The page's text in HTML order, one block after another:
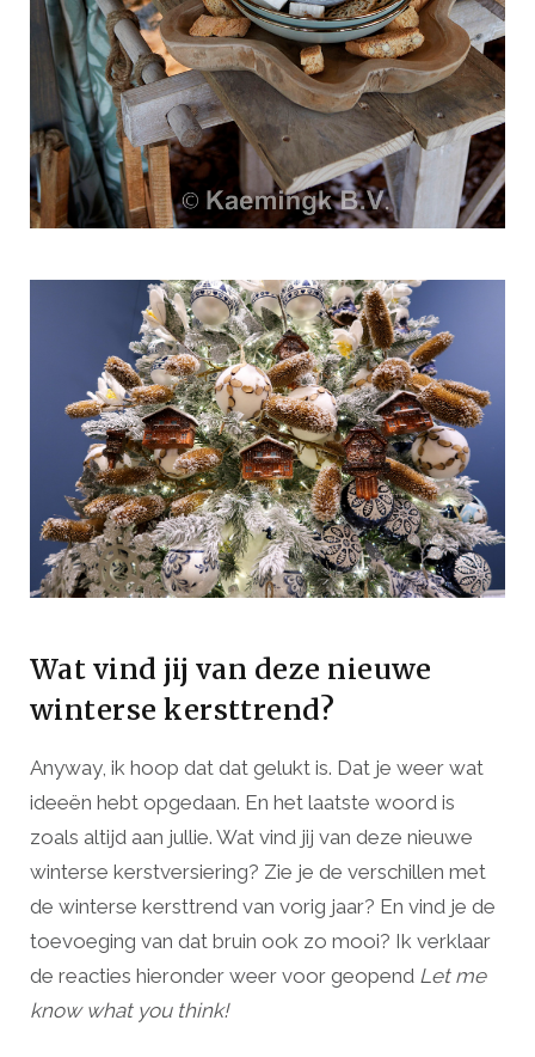
Wat vind jij van deze nieuwe
winterse kersttrend?
Anyway, ik hoop dat dat gelukt is. Dat je weer wat
ideeën hebt opgedaan. En het laatste woord is
zoals altijd aan jullie. Wat vind jij van deze nieuwe
winterse kerstversiering? Zie je de verschillen met
de winterse kersttrend van vorig jaar? En vind je de
toevoeging van dat bruin ook zo mooi? Ik verklaar
de reacties hieronder weer voor geopend Let me
know what you think!